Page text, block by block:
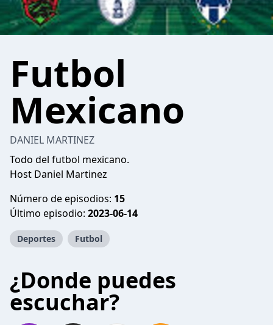
Futbol
Mexicano
DANIEL MARTINEZ
Todo del futbol mexicano.
Host Daniel Martinez
Número de episodios: 15
Último episodio: 2023-06-14
Deportes Futbol
¿Donde puedes
escuchar?